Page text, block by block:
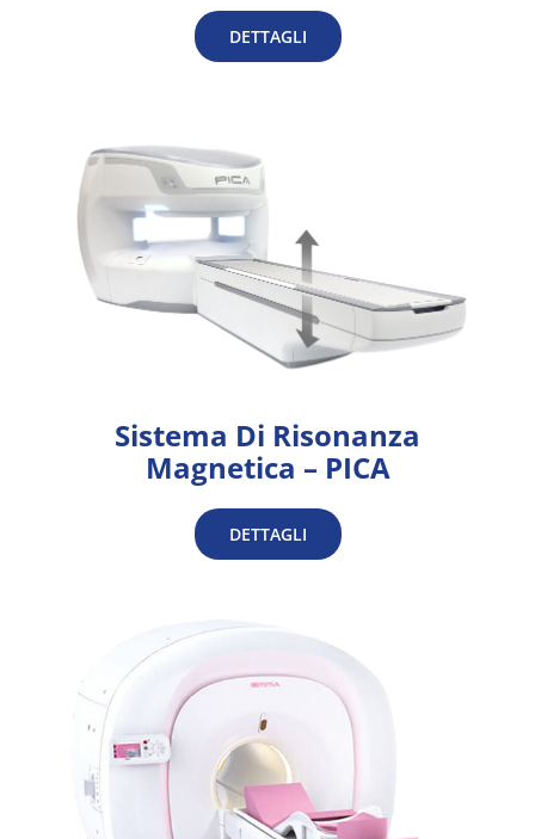
DETTAGLI
Sistema Di Risonanza
Magnetica – PICA
DETTAGLI